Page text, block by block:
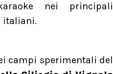
nei principali
italiani.
campi sperimentali del